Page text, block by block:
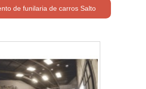
de funilaria de carros Salto